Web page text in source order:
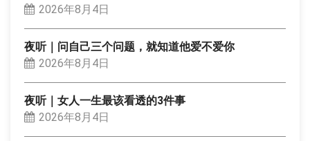
2026年8月4日
夜听｜问自己三个问题，就知道他爱不爱你
2026年8月4日
夜听｜女人一生最该看透的3件事
2026年8月4日